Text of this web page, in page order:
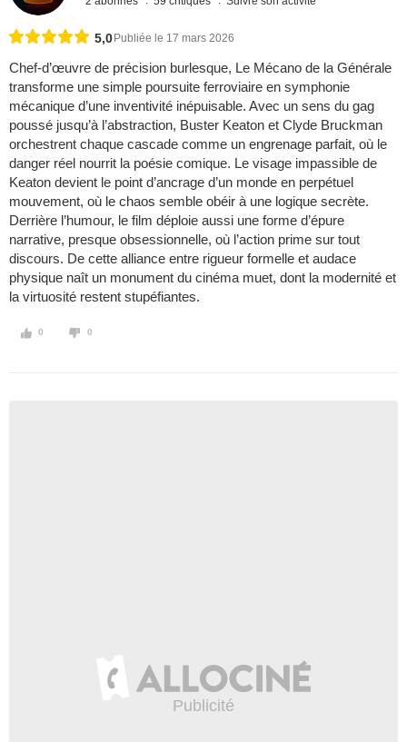
5,0 Publiée le 17 mars 2026
Chef-d’œuvre de précision burlesque, Le Mécano de la Générale
transforme une simple poursuite ferroviaire en symphonie
mécanique d’une inventivité inépuisable. Avec un sens du gag
poussé jusqu’à l’abstraction, Buster Keaton et Clyde Bruckman
orchestrent chaque cascade comme un engrenage parfait, où le
danger réel nourrit la poésie comique. Le visage impassible de
Keaton devient le point d’ancrage d’un monde en perpétuel
mouvement, où le chaos semble obéir à une logique secrète.
Derrière l’humour, le film déploie aussi une forme d’épure
narrative, presque obsessionnelle, où l’action prime sur tout
discours. De cette alliance entre rigueur formelle et audace
physique naît un monument du cinéma muet, dont la modernité et
la virtuosité restent stupéfiantes.
0 0